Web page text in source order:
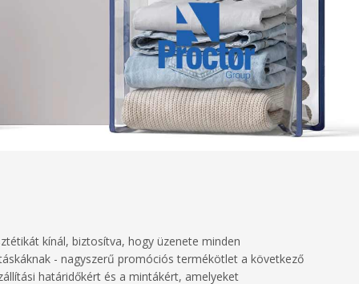
kínál, biztosítva, hogy üzenete minden
- nagyszerű promóciós termékötlet a következő
határidőkért és a mintákért, amelyeket